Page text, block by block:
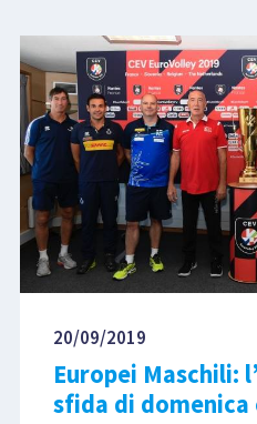
20/09/2019
Europei Maschili:
sfida di domenica